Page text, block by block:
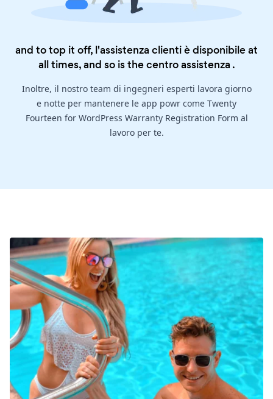
and to top it off, l'assistenza clienti è disponibile at
all times, and so is thecentro assistenza .
Inoltre, il nostro team di ingegneri esperti lavora giorno
e notte per mantenere le app powr come Twenty
Fourteen for WordPress Warranty Registration Form al
lavoro per te.